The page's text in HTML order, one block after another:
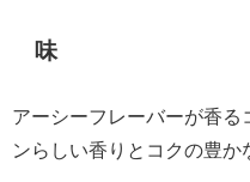
味
アーシーフレーバーが香る
ンらしい香りとコクの豊か